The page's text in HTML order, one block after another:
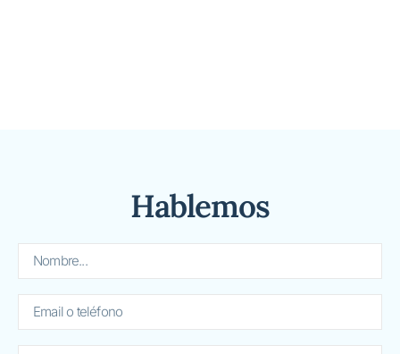
Hablemos